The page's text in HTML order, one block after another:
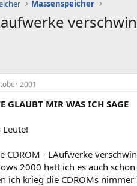
Massenspeicher
2001
GLAUBT MIR WAS ICH SAGE
Leute!
CDROM - LAufwerke
2000 hatt ich es auch
ich krieg die CDROMs nimmer